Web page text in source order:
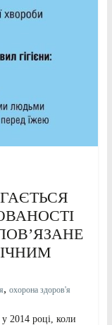
, охорона здоров'я
2014 році, коли